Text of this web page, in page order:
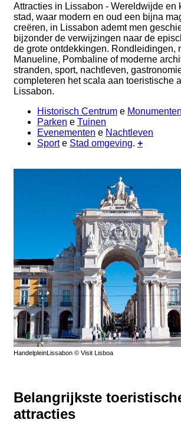
Attracties in Lissabon - Wereldwijde en
stad, waar modern en oud een bijna
creëren, in Lissabon ademt men
bijzonder de verwijzingen naar de
de grote ontdekkingen. Rondleidingen,
Manueline, Pombaline of moderne
stranden, sport, nachtleven,
completeren het scala aan toeristische
Lissabon.
Historisch Centrum e Monumenten
Parken e Tuinen
Evenementen e Nachtleven
Sporte Stad omgeving. +
HandelpleinLissabon © Visit Lisboa
Belangrijkste
attracties